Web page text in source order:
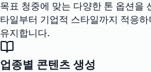
목표 청중에 맞는 다양한 톤 옵션을
타일부터 기업적 스타일까지 적응
유지합니다.
업종별 콘텐츠 생성